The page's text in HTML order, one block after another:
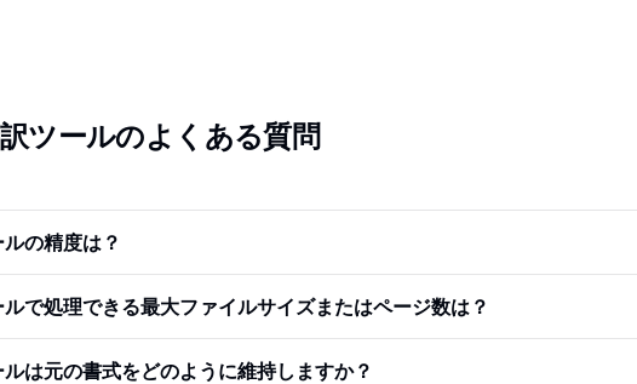
ツールのよくある質問
の精度は？
で処理できる最大ファイルサイズまたはページ数は？
は元の書式をどのように維持しますか？